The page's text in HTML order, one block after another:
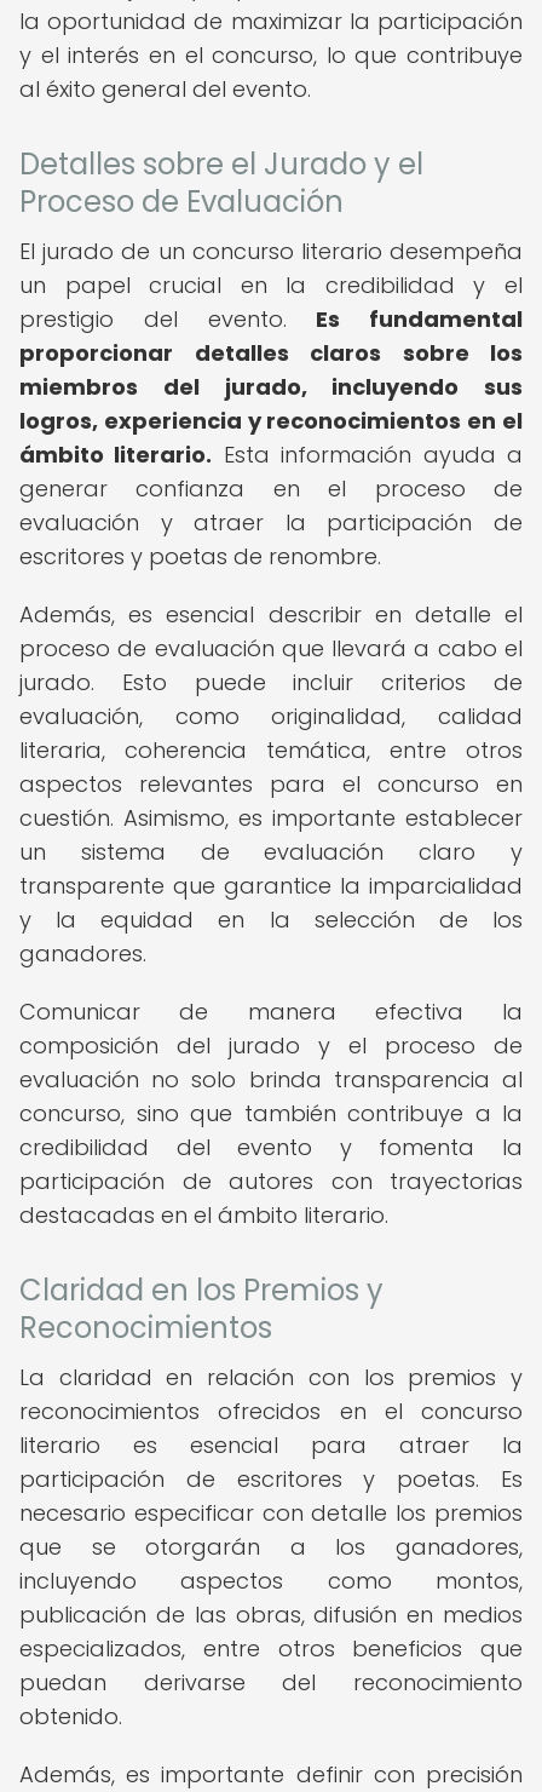
la oportunidad de maximizar la participación
y el interés en el concurso, lo que contribuye
al éxito general del evento.
Detalles sobre el Jurado y el
Proceso de Evaluación
El jurado de un concurso literario desempeña
un papel crucial en la credibilidad y el
prestigio del evento. Es fundamental
proporcionar detalles claros sobre los
miembros del jurado, incluyendo sus
logros, experiencia y reconocimientos en el
ámbito literario. Esta información ayuda a
generar confianza en el proceso de
evaluación y atraer la participación de
escritores y poetas de renombre.
Además, es esencial describir en detalle el
proceso de evaluación que llevará a cabo el
jurado. Esto puede incluir criterios de
evaluación, como originalidad, calidad
literaria, coherencia temática, entre otros
aspectos relevantes para el concurso en
cuestión. Asimismo, es importante establecer
un sistema de evaluación claro y
transparente que garantice la imparcialidad
y la equidad en la selección de los
ganadores.
Comunicar de manera efectiva la
composición del jurado y el proceso de
evaluación no solo brinda transparencia al
concurso, sino que también contribuye a la
credibilidad del evento y fomenta la
participación de autores con trayectorias
destacadas en el ámbito literario.
Claridad en los Premios y
Reconocimientos
La claridad en relación con los premios y
reconocimientos ofrecidos en el concurso
literario es esencial para atraer la
participación de escritores y poetas. Es
necesario especificar con detalle los premios
que se otorgarán a los ganadores,
incluyendo aspectos como montos,
publicación de las obras, difusión en medios
especializados, entre otros beneficios que
puedan derivarse del reconocimiento
obtenido.
Además, es importante definir con precisión